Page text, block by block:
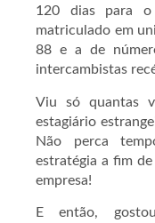
120 dias para o
matriculado em
88 e a de
intercambistas
Viu só quantas
estagiário
Não perca
estratégia a fim
empresa!
E então,